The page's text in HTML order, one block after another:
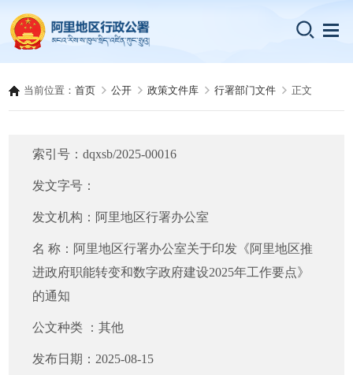
当前位置：首页 公开 政策文件库 行署部门文件 正文
索引号：dqxsb/2025-00016
发文字号：
发文机构： 阿里地区行署办公室
名 称： 阿里地区行署办公室关于印发《阿里地区推
进政府职能转变和数字政府建设2025年工作要点》
的通知
公文种类 ：其他
发布日期： 2025-08-15